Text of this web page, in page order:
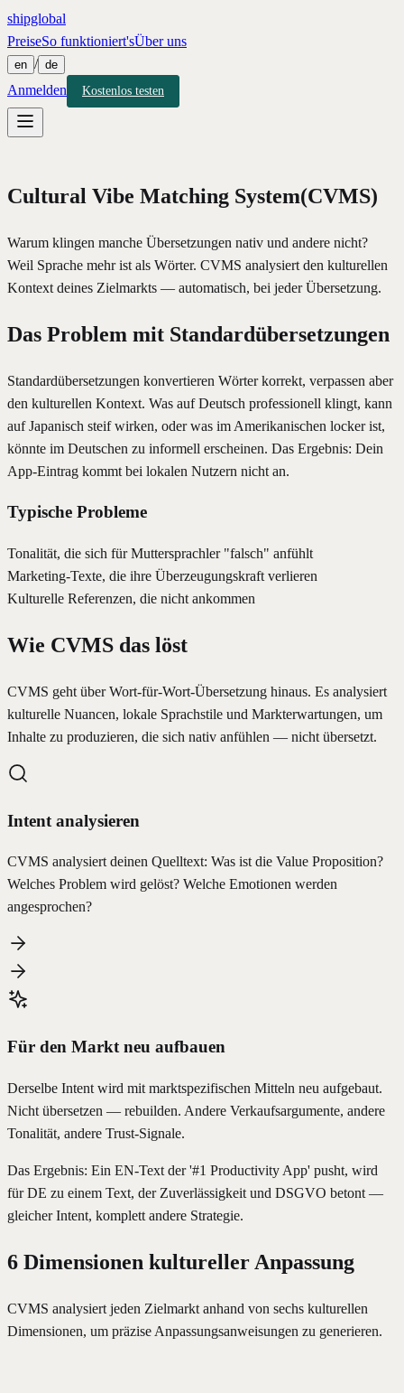
shipglobal
PreiseSo funktioniert'sÜber uns
en / de
Anmelden Kostenlos testen
Cultural Vibe Matching System(CVMS)
Warum klingen manche Übersetzungen nativ und andere nicht?
Weil Sprache mehr ist als Wörter. CVMS analysiert den kulturellen
Kontext deines Zielmarkts — automatisch, bei jeder Übersetzung.
Das Problem mit Standardübersetzungen
Standardübersetzungen konvertieren Wörter korrekt, verpassen aber
den kulturellen Kontext. Was auf Deutsch professionell klingt, kann
auf Japanisch steif wirken, oder was im Amerikanischen locker ist,
könnte im Deutschen zu informell erscheinen. Das Ergebnis: Dein
App-Eintrag kommt bei lokalen Nutzern nicht an.
Typische Probleme
Tonalität, die sich für Muttersprachler "falsch" anfühlt
Marketing-Texte, die ihre Überzeugungskraft verlieren
Kulturelle Referenzen, die nicht ankommen
Wie CVMS das löst
CVMS geht über Wort-für-Wort-Übersetzung hinaus. Es analysiert
kulturelle Nuancen, lokale Sprachstile und Markterwartungen, um
Inhalte zu produzieren, die sich nativ anfühlen — nicht übersetzt.
Intent analysieren
CVMS analysiert deinen Quelltext: Was ist die Value Proposition?
Welches Problem wird gelöst? Welche Emotionen werden
angesprochen?
Für den Markt neu aufbauen
Derselbe Intent wird mit marktspezifischen Mitteln neu aufgebaut.
Nicht übersetzen — rebuilden. Andere Verkaufsargumente, andere
Tonalität, andere Trust-Signale.
Das Ergebnis: Ein EN-Text der '#1 Productivity App' pusht, wird
für DE zu einem Text, der Zuverlässigkeit und DSGVO betont —
gleicher Intent, komplett andere Strategie.
6 Dimensionen kultureller Anpassung
CVMS analysiert jeden Zielmarkt anhand von sechs kulturellen
Dimensionen, um präzise Anpassungsanweisungen zu generieren.